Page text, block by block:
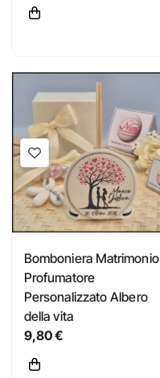
Bomboniera Matrimonio
Profumatore
Personalizzato Albero
della vita
9,80 €